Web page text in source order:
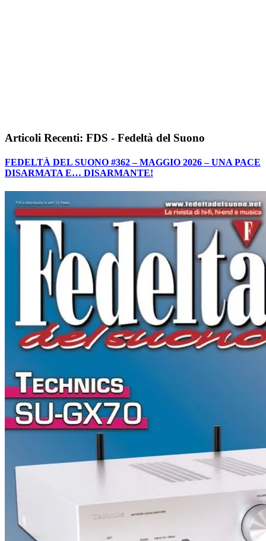
Articoli Recenti: FDS - Fedeltà del Suono
FEDELTÀ DEL SUONO #362 – MAGGIO 2026 – UNA PACE
DISARMATA E… DISARMANTE!